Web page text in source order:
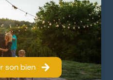
son bien